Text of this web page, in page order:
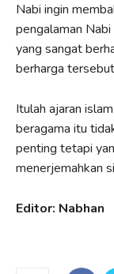
Nabi ingin
pengalaman
yang sangat
berharga
Itulah ajaran
beragama itu
penting tetapi
menerjemahkan
Editor: Nabhan